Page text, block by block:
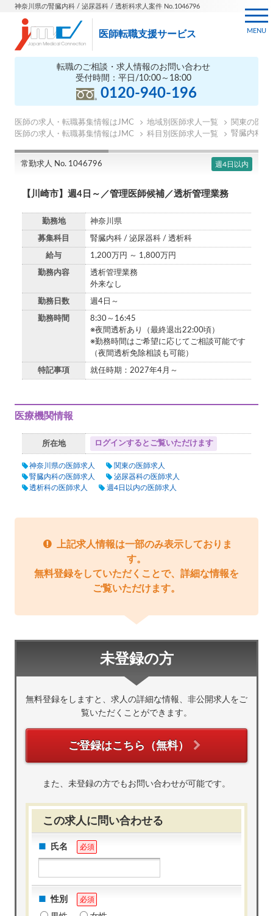
神奈川県の腎臓内科 / 泌尿器科 / 透析科求人案件 No.1046796
医師転職支援サービス
転職のご相談・求人情報のお問い合わせ
受付時間：平日/10:00～18:00
0120-940-196
MENU
医師の求人・転職募集情報はJMC 地域別医師求人一覧
関東の医師
医師の求人・転職募集情報はJMC
科目別医師求人一覧 腎臓内科の
常勤求人 No. 1046796 週4日以内
【川崎市】週4日～／管理医師候補／透析管理業務
勤務地 神奈川県
募集科目 腎臓内科 / 泌尿器科 / 透析科
給与 1,200万円 ～ 1,800万円
勤務内容
透析管理業務
外来なし
勤務日数 週4日～
勤務時間
8:30～16:45
※夜間透析あり（最終退出22:00頃）
※勤務時間はご希望に応じてご相談可能です
（夜間透析免除相談も可能）
特記事項 就任時期：2027年4月～
医療機関情報
所在地 ログインするとご覧いただけます
神奈川県の医師求人
関東の医師求人
腎臓内科の医師求人
泌尿器科の医師求人
透析科の医師求人
週4日以内の医師求人
上記求人情報は一部のみ表示しておりま
す。
無料登録をしていただくことで、詳細な情報を
ご覧いただけます。
未登録の方
無料登録をしますと、求人の詳細な情報、非公開求人をご
覧いただくことができます。
ご登録はこちら（無料）
また、未登録の方でもお問い合わせが可能です。
この求人に問い合わせる
氏名 必須
性別 必須